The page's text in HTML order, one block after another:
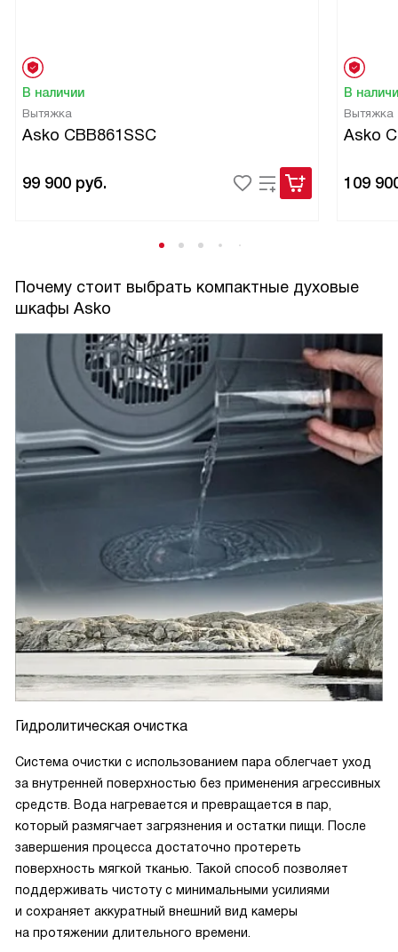
В наличии
Вытяжка
Asko CBB861SSC
99 900 руб.
В
Вытяжка
Asko
109
Почему стоит выбрать компактные духовые
шкафы Asko
Гидролитическая очистка
Система очистки с использованием пара облегчает уход
за внутренней поверхностью без применения агрессивных
средств. Вода нагревается и превращается в пар,
который размягчает загрязнения и остатки пищи. После
завершения процесса достаточно протереть
поверхность мягкой тканью. Такой способ позволяет
поддерживать чистоту с минимальными усилиями
и сохраняет аккуратный внешний вид камеры
на протяжении длительного времени.